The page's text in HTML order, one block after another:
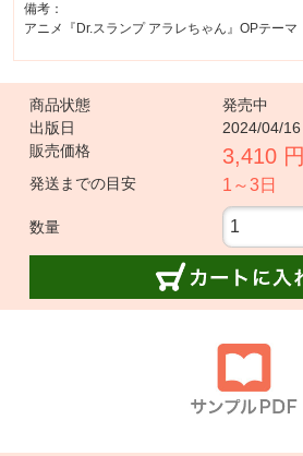
備考：
アニメ『Dr.スランプ アラレちゃん』OPテーマ
商品状態
発売中
出版日
2024/04/16
販売価格
3,410 円
発送までの目安
1～3日
数量